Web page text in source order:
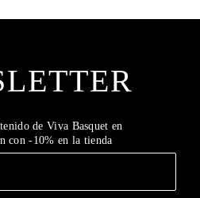
de Viva Basquet en
con -10% en la tienda